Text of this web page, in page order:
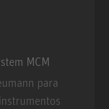
MCM
para